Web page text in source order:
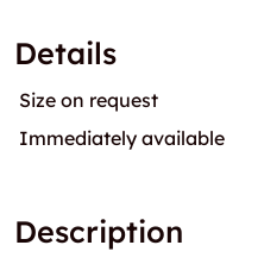
Details
Size on request
Immediately available
Description